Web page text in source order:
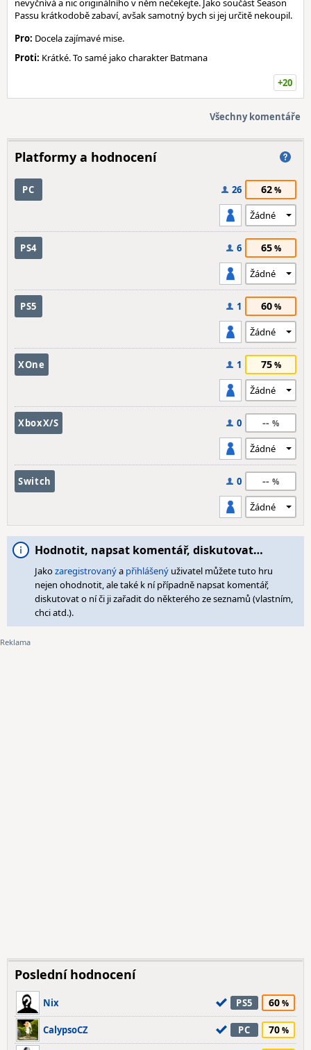
nevyčnívá a nic originálního v něm nečekejte. Jako součást Season
Passu krátkodobě zabaví, avšak samotný bych si jej určitě nekoupil.
Pro: Docela zajímavé mise.
Proti: Krátké. To samé jako charakter Batmana
+20
Všechny komentáře
Platformy a hodnocení
PC 26 62
PS4 6 65
PS5 1 60
XOne 1 75
XboxX/S 0 --
Switch 0 --
Hodnotit, napsat komentář, diskutovat…
Jakozaregistrovanýa přihlášený uživatel můžete tuto hru
nejen ohodnotit, ale také k ní případně napsat komentář,
diskutovat o ní či ji zařadit do některého ze seznamů (vlastním,
chci atd.).
Poslední hodnocení
Nix PS5 60
CalypsoCZ PC 70